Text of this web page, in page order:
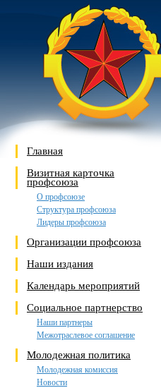
Главная
Визитная карточка
профсоюза
О профсоюзе
Структура профсоюза
Лидеры профсоюза
Организации профсоюза
Наши издания
Календарь мероприятий
Социальное партнерство
Наши партнеры
Межотраслевое соглашение
Молодежная политика
Молодежная комиссия
Новости